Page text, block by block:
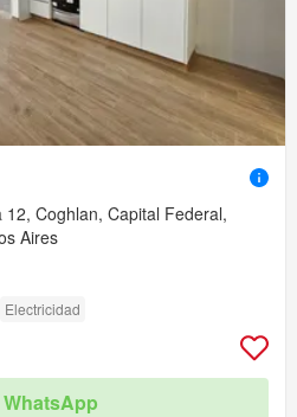
12, Coghlan, Capital Federal,
Aires
Electricidad
WhatsApp